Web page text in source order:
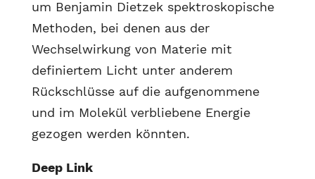
um Benjamin Dietzek spektroskopische
Methoden, bei denen aus der
Wechselwirkung von Materie mit
definiertem Licht unter anderem
Rückschlüsse auf die aufgenommene
und im Molekül verbliebene Energie
gezogen werden könnten.
Deep Link